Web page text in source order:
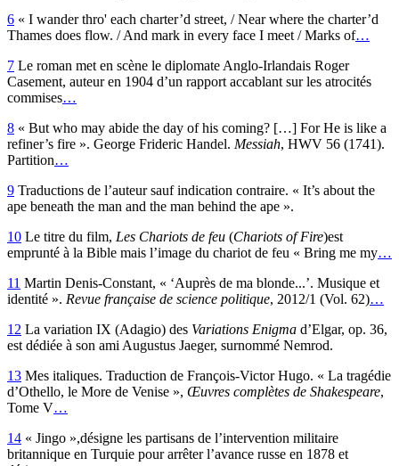
6 « I wander thro' each charter’d street, / Near where the charter’d
Thames does flow. / And mark in every face I meet / Marks of…
7 Le roman met en scène le diplomate Anglo-Irlandais Roger
Casement, auteur en 1904 d’un rapport accablant sur les atrocités
commises…
8 « But who may abide the day of his coming? […] For He is like a
refiner’s fire ». George Frideric Handel. Messiah, HWV 56 (1741).
Partition…
9 Traductions de l’auteur sauf indication contraire. « It’s about the
ape beneath the man and the man behind the ape ».
10 Le titre du film, Les Chariots de feu (Chariots of Fire)est
emprunté à la Bible mais l’image du chariot de feu « Bring me my…
11 Martin Denis-Constant, « ‘Auprès de ma blonde...’. Musique et
identité ». Revue française de science politique, 2012/1 (Vol. 62)…
12 La variation IX (Adagio) des Variations Enigma d’Elgar, op. 36,
est dédiée à son ami Augustus Jaeger, surnommé Nemrod.
13 Mes italiques. Traduction de François-Victor Hugo. « La tragédie
d’Othello, le More de Venise », Œuvres complètes de Shakespeare,
Tome V…
14 « Jingo »,désigne les partisans de l’intervention militaire
britannique en Turquie pour arrêter l’avance russe en 1878 et